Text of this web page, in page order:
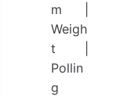
m |
Weigh
t |
Pollin
g